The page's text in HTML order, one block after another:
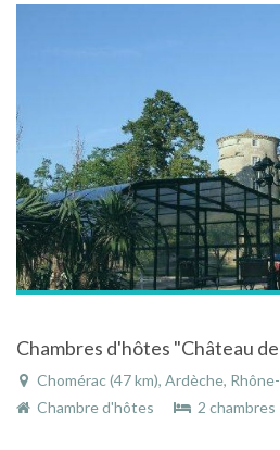
Chomérac (47 km), Ardèche, Rhône-
Chambre d'hôtes
2 chambres